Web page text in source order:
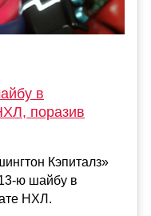
в
поразив
Кэпиталз»
шайбу в
НХЛ.